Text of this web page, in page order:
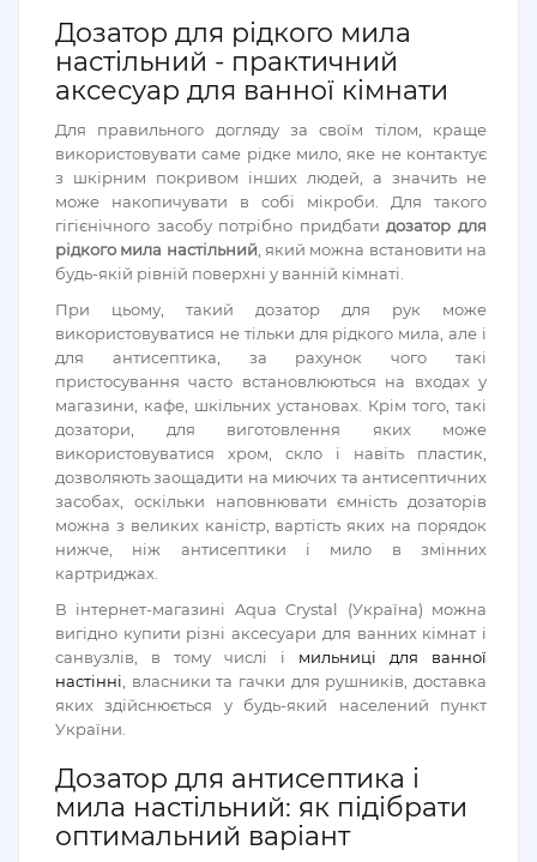
Дозатор для рідкого мила
настільний - практичний
аксесуар для ванної кімнати
Для правильного догляду за своїм тілом, краще
використовувати саме рідке мило, яке не контактує
з шкірним покривом інших людей, а значить не
може накопичувати в собі мікроби. Для такого
гігієнічного засобу потрібно придбатидозатор для
рідкого мила настільний, який можна встановити на
будь-якій рівній поверхні у ванній кімнаті.
При цьому, такий дозатор для рук може
використовуватися не тільки для рідкого мила, але і
для антисептика, за рахунок чого такі
пристосування часто встановлюються на входах у
магазини, кафе, шкільних установах. Крім того, такі
дозатори, для виготовлення яких може
використовуватися хром, скло і навіть пластик,
дозволяють заощадити на миючих та антисептичних
засобах, оскільки наповнювати ємність дозаторів
можна з великих каністр, вартість яких на порядок
нижче, ніж антисептики і мило в змінних
картриджах.
В інтернет-магазині Aqua Crystal (Україна) можна
вигідно купити різні аксесуари для ванних кімнат і
санвузлів, в тому числі і мильниці для ванної
настінні , власники та гачки для рушників, доставка
яких здійснюється у будь-який населений пункт
України.
Дозатор для антисептика і
мила настільний: як підібрати
оптимальний варіант